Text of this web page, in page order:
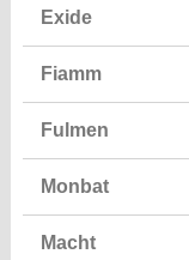
Exide
Fiamm
Fulmen
Monbat
Macht